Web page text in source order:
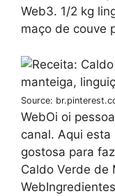
Web3. 1/2 kg
maço de couve
Source:
WebOi oi
canal. Aqui
gostosa para
Caldo Verde de